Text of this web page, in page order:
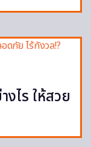
ไร ให้สวย